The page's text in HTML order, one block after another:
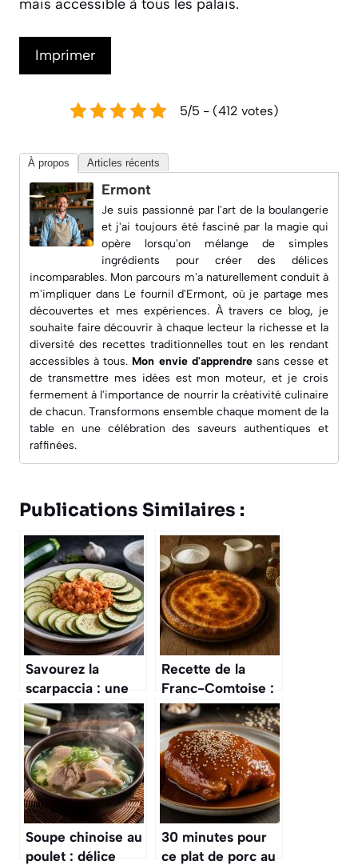
mais accessible à tous les palais.
Imprimer
5/5 - (412 votes)
À propos Articles récents
Ermont
Je suis passionné par l'art de la boulangerie
et j'ai toujours été fasciné par la magie qui
opère lorsqu'on mélange de simples
ingrédients pour créer des délices
incomparables. Mon parcours m'a naturellement conduit à
m'impliquer dans Le fournil d'Ermont, où je partage mes
découvertes et mes expériences. À travers ce blog, je
souhaite faire découvrir à chaque lecteur la richesse et la
diversité des recettes traditionnelles tout en les rendant
accessibles à tous. Mon envie d'apprendresans cesse et
de transmettre mes idées est mon moteur, et je crois
fermement à l'importance de nourrir la créativité culinaire
de chacun. Transformons ensemble chaque moment de la
table en une célébration des saveurs authentiques et
raffinées.
Publications Similaires :
Savourez la
scarpaccia : une
irrésistible recette
italienne aux
courgettes
simplifiée
Recette de la
Franc-Comtoise :
savourez une
Tarte
Traditionnelle
Soupe chinoise au
poulet : délice
30 minutes pour
ce plat de porc au